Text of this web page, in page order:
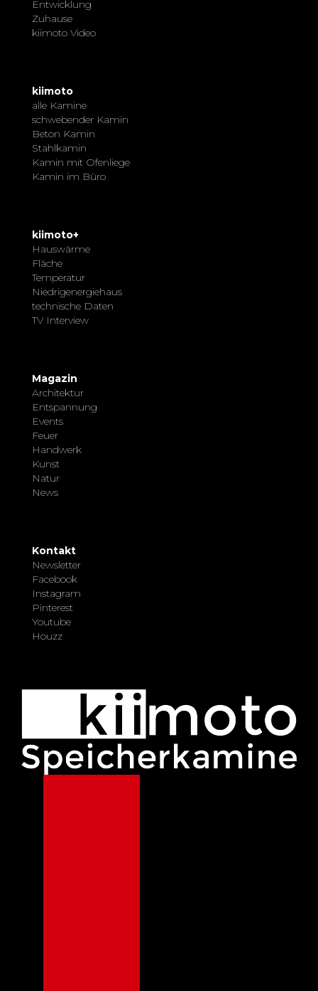
Entwicklung
Zuhause
kiimoto Video
kiimoto
alle Kamine
schwebender Kamin
Beton Kamin
Stahlkamin
Kamin mit Ofenliege
Kamin im Büro
kiimoto+
Hauswärme
Fläche
Temperatur
Niedrigenergiehaus
technische Daten
TV Interview
Magazin
Architektur
Entspannung
Events
Feuer
Handwerk
Kunst
Natur
News
Kontakt
Newsletter
Facebook
Instagram
Pinterest
Youtube
Houzz